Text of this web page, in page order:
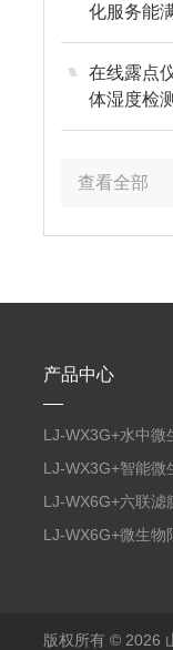
化服务能
在线露点
体湿度检
查看全部
产品中心
LJ-WX3G+水中微
膜过滤装置
LJ-WX3G+智能微
限度仪
LJ-WX6G+六联滤
滤器
LJ-WX6G+微生物
版权所有 © 2026